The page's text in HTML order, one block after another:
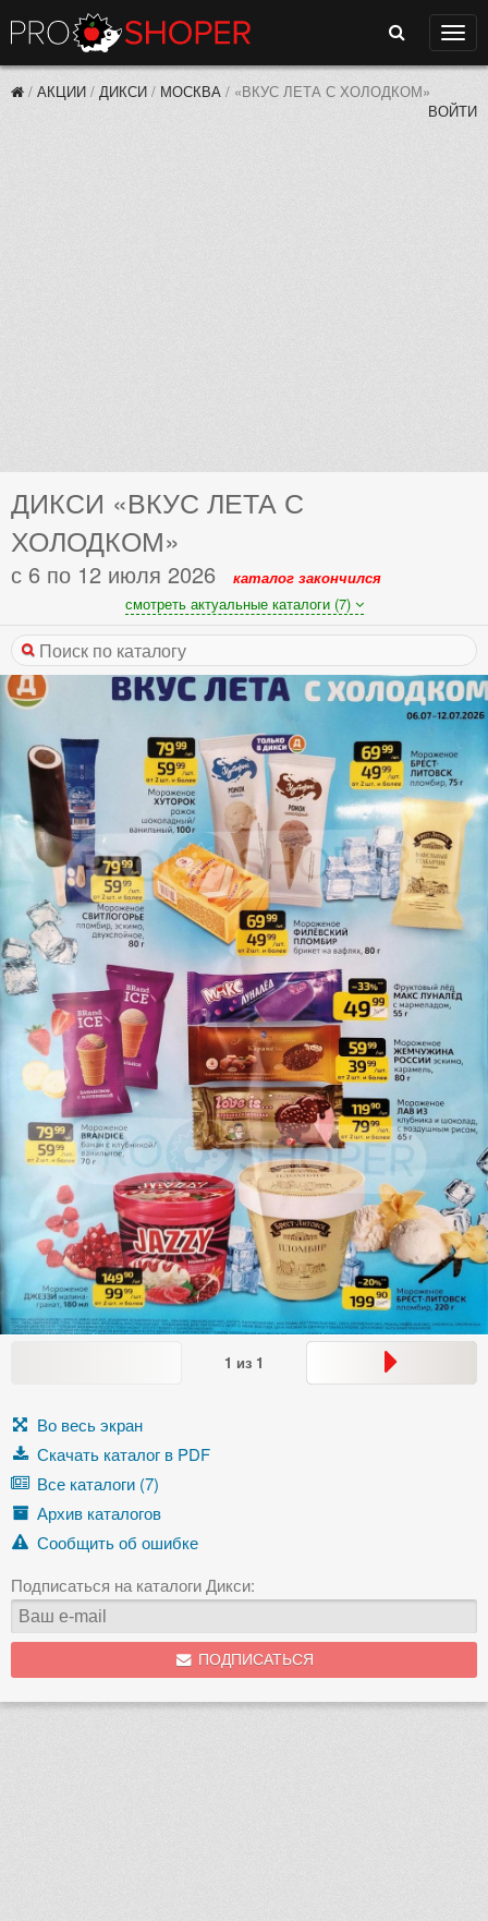
Поиск
/ АКЦИИ / ДИКСИ / МОСКВА / «ВКУС ЛЕТА С ХОЛОДКОМ»
ВОЙТИ
ДИКСИ «ВКУС ЛЕТА С
ХОЛОДКОМ»
с 6 по 12 июля 2026
каталог закончился
смотреть актуальные каталоги (7)
1 из 1
Во весь экран
Скачать каталог в PDF
Все каталоги (7)
Архив каталогов
Сообщить об ошибке
Подписаться на каталоги Дикси:
ПОДПИСАТЬСЯ